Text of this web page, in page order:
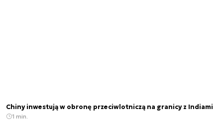
Chiny inwestują w obronę przeciwlotniczą na granicy z Indiami
1 min.